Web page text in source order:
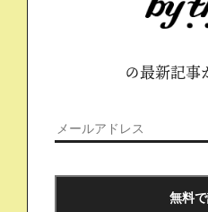
の最新記事